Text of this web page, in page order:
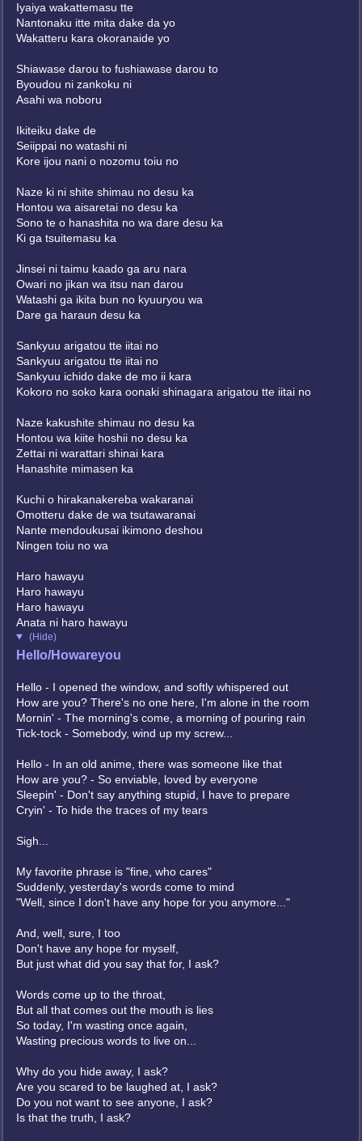
Iyaiya wakattemasu tte
Nantonaku itte mita dake da yo
Wakatteru kara okoranaide yo
Shiawase darou to fushiawase darou to
Byoudou ni zankoku ni
Asahi wa noboru
Ikiteiku dake de
Seiippai no watashi ni
Kore ijou nani o nozomu toiu no
Naze ki ni shite shimau no desu ka
Hontou wa aisaretai no desu ka
Sono te o hanashita no wa dare desu ka
Ki ga tsuitemasu ka
Jinsei ni taimu kaado ga aru nara
Owari no jikan wa itsu nan darou
Watashi ga ikita bun no kyuuryou wa
Dare ga haraun desu ka
Sankyuu arigatou tte iitai no
Sankyuu arigatou tte iitai no
Sankyuu ichido dake de mo ii kara
Kokoro no soko kara oonaki shinagara arigatou tte iitai no
Naze kakushite shimau no desu ka
Hontou wa kiite hoshii no desu ka
Zettai ni warattari shinai kara
Hanashite mimasen ka
Kuchi o hirakanakereba wakaranai
Omotteru dake de wa tsutawaranai
Nante mendoukusai ikimono deshou
Ningen toiu no wa
Haro hawayu
Haro hawayu
Haro hawayu
Anata ni haro hawayu
(Hide)
Hello/Howareyou
Hello - I opened the window, and softly whispered out
How are you? There's no one here, I'm alone in the room
Mornin' - The morning's come, a morning of pouring rain
Tick-tock - Somebody, wind up my screw...
Hello - In an old anime, there was someone like that
How are you? - So enviable, loved by everyone
Sleepin' - Don't say anything stupid, I have to prepare
Cryin' - To hide the traces of my tears
Sigh...
My favorite phrase is "fine, who cares"
Suddenly, yesterday's words come to mind
"Well, since I don't have any hope for you anymore..."
And, well, sure, I too
Don't have any hope for myself,
But just what did you say that for, I ask?
Words come up to the throat,
But all that comes out the mouth is lies
So today, I'm wasting once again,
Wasting precious words to live on...
Why do you hide away, I ask?
Are you scared to be laughed at, I ask?
Do you not want to see anyone, I ask?
Is that the truth, I ask?